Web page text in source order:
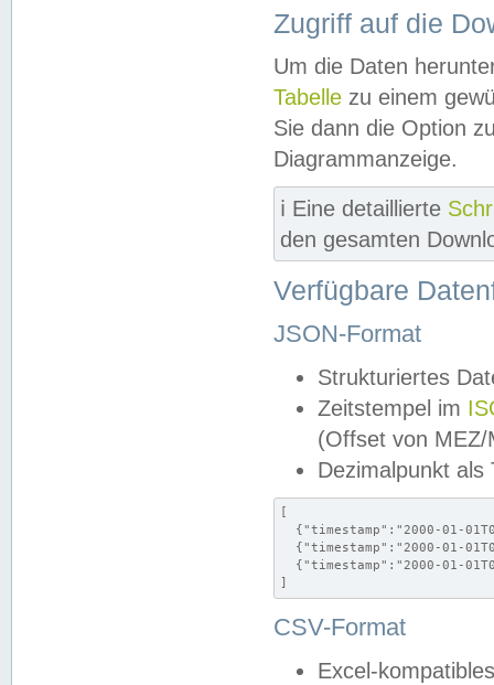
Zugriff auf die
Um die Daten
Tabelle zu einem
Sie dann die Option
Diagrammanzeige.
ℹ️ Eine detaillierte
den gesamten
Verfügbare
JSON-Format
Strukturiertes
Zeitstempel im
(Offset von MEZ/
Dezimalpunkt als
[
{"timestamp":"2000-01-
{"timestamp":"2000-01-
{"timestamp":"2000-01-
]
CSV-Format
Excel-